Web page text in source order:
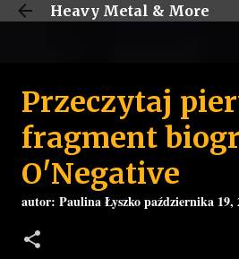
Przejdź do głównej
Heavy Metal & More
Przeczytaj
fragment
O'Negative
autor: Paulina Łyszkopaździernika 19,